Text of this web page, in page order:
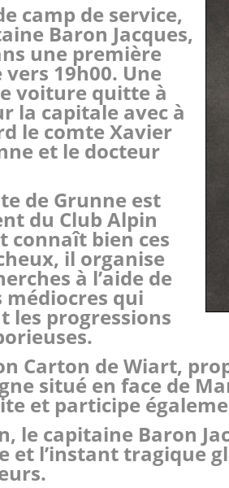
camp de service,
Baron Jacques,
une première
19h00. Une
voiture quitte à
la capitale avec à
le comte Xavier
et le docteur
de Grunne est
du Club Alpin
connaît bien ces
il organise
à l’aide de
médiocres qui
les progressions
Carton de Wiart,
situé en face de
et participe
le capitaine Baron
et l’instant tragique